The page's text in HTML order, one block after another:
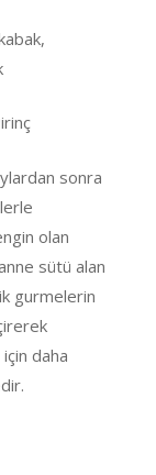
sonra
olan
sütü alan
gurmelerin
daha